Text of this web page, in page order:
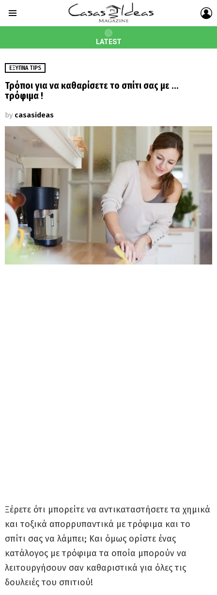
LATEST
ΈΞΥΠΝΑ TIPS
Τρόποι για να καθαρίσετε το σπίτι σας με …
τρόφιμα !
by casasideas
Ξέρετε ότι μπορείτε να αντικαταστήσετε τα χημικά
και τοξικά απορρυπαντικά με τρόφιμα και το
σπίτι σας να λάμπει; Και όμως ορίστε ένας
κατάλογος με τρόφιμα τα οποία μπορούν να
λειτουργήσουν σαν καθαριστικά για όλες τις
δουλειές του σπιτιού!